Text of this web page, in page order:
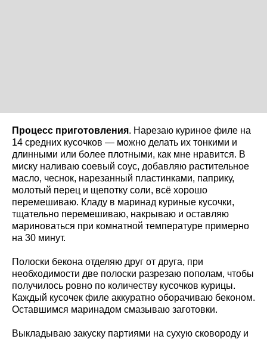
Процесс приготовления. Нарезаю куриное филе на
14 средних кусочков — можно делать их тонкими и
длинными или более плотными, как мне нравится. В
миску наливаю соевый соус, добавляю растительное
масло, чеснок, нарезанный пластинками, паприку,
молотый перец и щепотку соли, всё хорошо
перемешиваю. Кладу в маринад куриные кусочки,
тщательно перемешиваю, накрываю и оставляю
мариноваться при комнатной температуре примерно
на 30 минут.
Полоски бекона отделяю друг от друга, при
необходимости две полоски разрезаю пополам, чтобы
получилось ровно по количеству кусочков курицы.
Каждый кусочек филе аккуратно оборачиваю беконом.
Оставшимся маринадом смазываю заготовки.
Выкладываю закуску партиями на сухую сковороду и